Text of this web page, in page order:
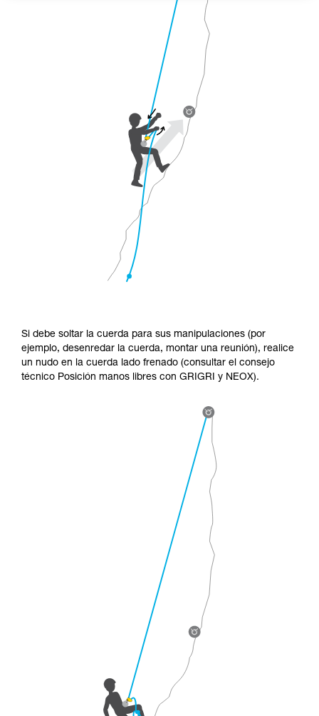
Si debe soltar la cuerda para sus manipulaciones (por
ejemplo, desenredar la cuerda, montar una reunión), realice
un nudo en la cuerda lado frenado (consultar el consejo
técnico Posición manos libres con GRIGRI y NEOX).